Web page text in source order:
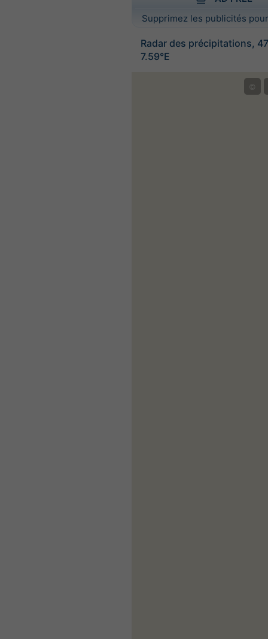
Supprimez les publicités
Radar des précipitations,
7.59°E
©